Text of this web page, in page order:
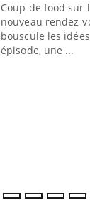
Coup de food sur
nouveau rendez-
bouscule les
épisode, une ...